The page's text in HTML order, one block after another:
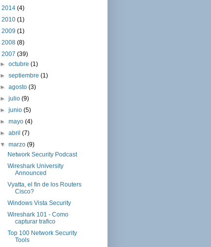
2014 (4)
2010 (1)
2009 (1)
2008 (8)
2007 (39)
►octubre(1)
►septiembre(1)
►agosto(3)
►julio(9)
►junio(5)
►mayo(4)
►abril(7)
▼marzo(9)
Network Security Podcast
Wireshark University
Announced
Vyatta, el fin de los Routers
Cisco?
Windows Vista Security
Wireshark 101 - Como
capturar trafico
Top 100 Network Security
Tools